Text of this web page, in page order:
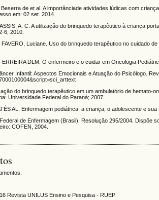
de et al. A importânciade atividades lúdicas com
em: 02 set. 2014.
A. C. A utilização do brinquedo terapêutico à criança
6, 2010.
Luciane. Uso do brinquedo terapêutico no cuidado
DLM. O enfermeiro e o cuidar em Oncologia
Infantil: Aspectos Emocionais e Atuação do Psicólogo.
do brinquedo terapêutico em um ambulatório de
Universidade Federal do Paraná; 2007.
AL. Enfermagem pediátrica: a criança, o adolescente e
de Enfermagem (Brasil). Resolução 295/2004. Dispõe
COFEN, 2004.
Revista UNILUS Ensino e Pesquisa - RUEP